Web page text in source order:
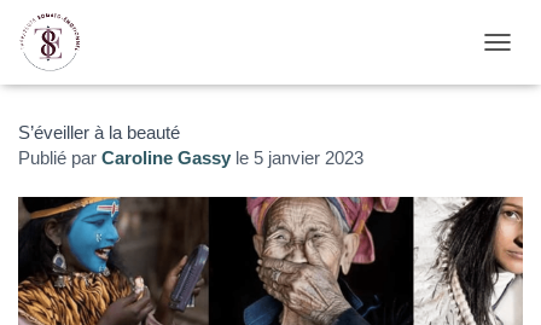
É
R
L
A
N
A
V
S’éveiller à la beauté
Publié par Caroline Gassy le 5 janvier 2023